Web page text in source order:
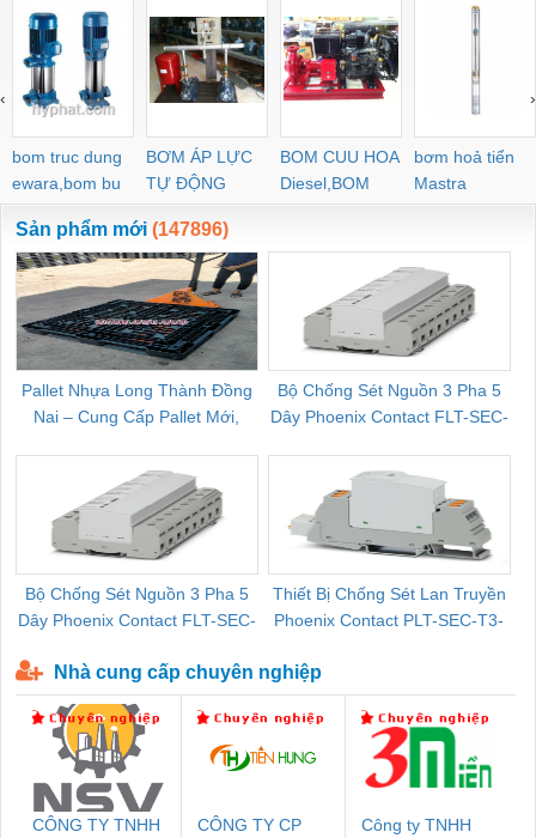
bom truc dung
ewara,bom bu
ewara
BƠM ÁP LỰC
TỰ ĐỘNG
BOM CUU HOA
Diesel,BOM
CHUA CHAY
bơm hoả tiển
Mastra
‹ ›
Sản phẩm mới (147896)
Pallet Nhựa Long Thành Đồng
Nai – Cung Cấp Pallet Mới,
Bộ Chống Sét Nguồn 3 Pha 5
Dây Phoenix Contact FLT-SEC-
Bộ Chống Sét Nguồn 3 Pha 5
Dây Phoenix Contact FLT-SEC-
Thiết Bị Chống Sét Lan Truyền
Phoenix Contact PLT-SEC-T3-
Nhà cung cấp chuyên nghiệp
CÔNG TY TNHH
CÔNG TY CP
Công ty TNHH